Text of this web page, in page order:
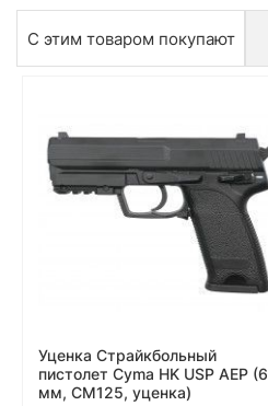
С этим товаром покупают
Уценка Страйкбольный
пистолет Cyma HK USP AEP (6
мм, CM125, уценка)